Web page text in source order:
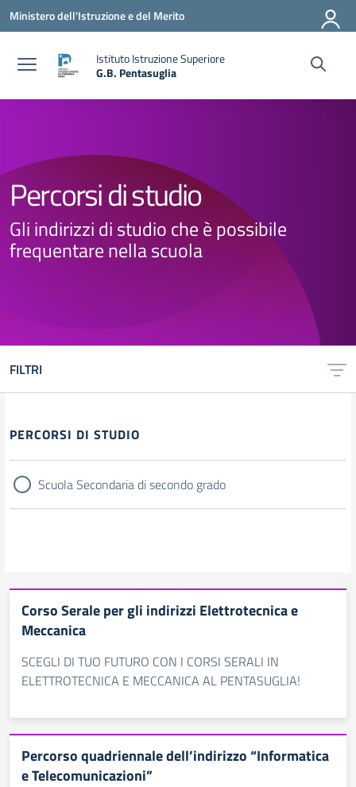
Vai ai contenuti
Vai al menu di navigazione
Vai al footer
Ministero dell'Istruzione e del Merito
Istituto Istruzione Superiore
G.B. Pentasuglia
— Visita la pagina iniziale della scuola
Percorsi di studio
Gli indirizzi di studio che è possibile
frequentare nella scuola
FILTRI
Filtri
PERCORSI DI STUDIO
Scuola Secondaria di secondo grado
Corso Serale per gli indirizzi Elettrotecnica e
Meccanica
SCEGLI DI TUO FUTURO CON I CORSI SERALI IN
ELETTROTECNICA E MECCANICA AL PENTASUGLIA!
Percorso quadriennale dell’indirizzo “Informatica
e Telecomunicazioni”